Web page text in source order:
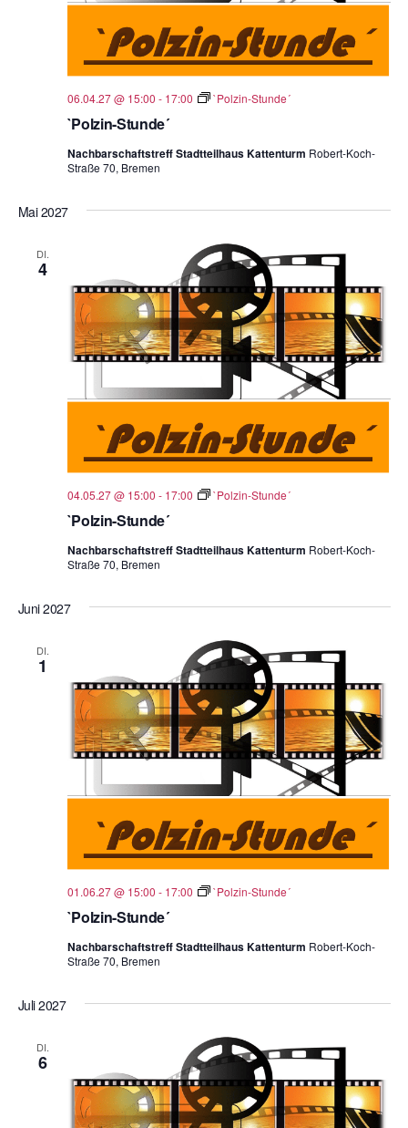
`Polzin-Stunde´
06.04.27 @ 15:00 - 17:00 `Polzin-Stunde´
Nachbarschaftstreff Stadtteilhaus Kattenturm Robert-Koch-
Straße 70, Bremen
Mai 2027
DI.
4
`Polzin-Stunde´
04.05.27 @ 15:00 - 17:00 `Polzin-Stunde´
Nachbarschaftstreff Stadtteilhaus Kattenturm Robert-Koch-
Straße 70, Bremen
Juni 2027
DI.
1
`Polzin-Stunde´
01.06.27 @ 15:00 - 17:00 `Polzin-Stunde´
Nachbarschaftstreff Stadtteilhaus Kattenturm Robert-Koch-
Straße 70, Bremen
Juli 2027
DI.
6